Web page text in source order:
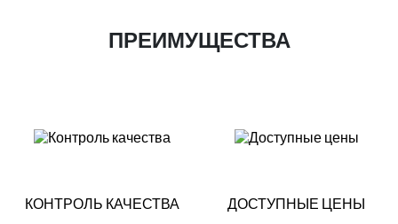
ПРЕИМУЩЕСТВА
КОНТРОЛЬ КАЧЕСТВА ДОСТУПНЫЕ ЦЕНЫ